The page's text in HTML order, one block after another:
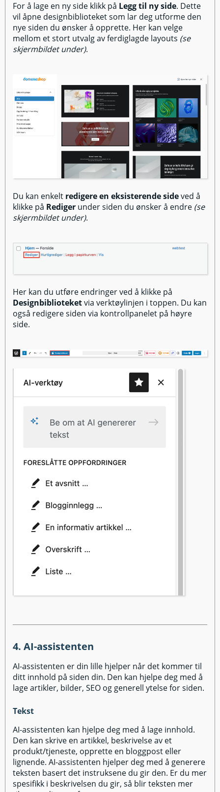
For å lage en ny side klikk på Legg til ny side. Dette
vil åpne designbiblioteket som lar deg utforme den
nye siden du ønsker å opprette. Her kan velge
mellom et stort utvalg av ferdiglagde layouts (se
skjermbildet under).
Du kan enkelt redigere en eksisterende sideved å
klikke på Rediger under siden du ønsker å endre (se
skjermbildet under).
Her kan du utføre endringer ved å klikke på
Designbiblioteketvia verktøylinjen i toppen. Du kan
også redigere siden via kontrollpanelet på høyre
side.
4. AI-assistenten
AI-assistenten er din lille hjelper når det kommer til
ditt innhold på siden din. Den kan hjelpe deg med å
lage artikler, bilder, SEO og generell ytelse for siden.
Tekst
AI-assistenten kan hjelpe deg med å lage innhold.
Den kan skrive en artikkel, beskrivelse av et
produkt/tjeneste, opprette en bloggpost eller
lignende. AI-assistenten hjelper deg med å generere
teksten basert det instruksene du gir den. Er du mer
spesifikk i beskrivelsen du gir, så blir teksten mer